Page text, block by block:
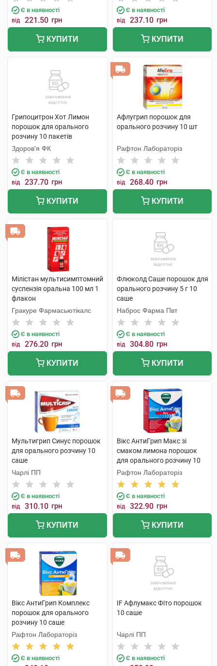
Є в наявності
від 221.50 грн
КУПИТИ
Є в наявності
від 237.10 грн
КУПИТИ
Грипоцитрон Хот Лимон
порошок для орального
розчину 10 пакетів
Здоров'я ФК
Є в наявності
від 237.70 грн
КУПИТИ
Афлугрип порошок для
орального розчину 10 шт
Рафтон Лабораторіз
Є в наявності
від 268.40 грн
КУПИТИ
Мілістан мультисимптомний
суспензія оральна 100 мл 1
флакон
Гракуре Фармасьютікалс
Є в наявності
від 276.20 грн
КУПИТИ
Флюколд Саше порошок для
орального розчину 5 г 10
саше
Наброс Фарма Пвт
Є в наявності
від 304.80 грн
КУПИТИ
Мультигрип Синус порошок
для орального розчину 10
саше
Чарлі ПП
Є в наявності
від 310.10 грн
КУПИТИ
Вікс АнтиГрип Макс зі
смаком лимона порошок
для орального розчину 10
саше
Рафтон Лабораторіз
Є в наявності
від 322.90 грн
КУПИТИ
Вікс АнтиГрип Комплекс
порошок для орального
розчину 10 саше
Рафтон Лабораторіз
Є в наявності
IF Афлумакс Фіто порошок
10 саше
Чарлі ПП
Є в наявності